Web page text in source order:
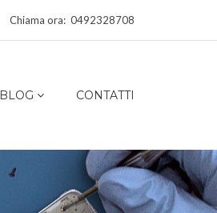
Chiama ora: 0492328708
BLOG CONTATTI